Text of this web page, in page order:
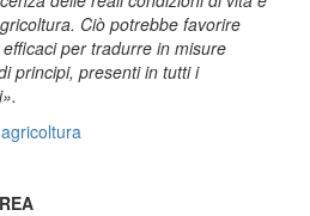
Ciò potrebbe favorire
per tradurre in misure
principi, presenti in tutti i